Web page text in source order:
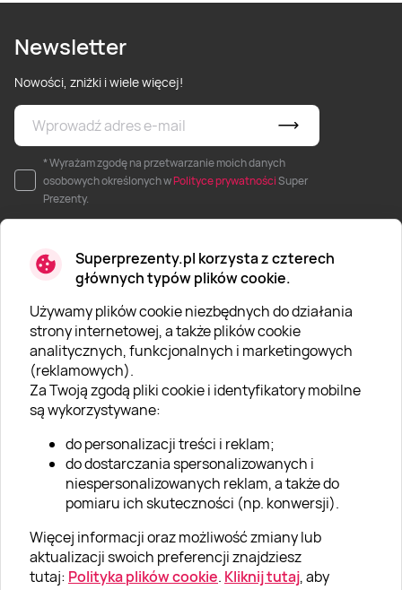
Superprezenty.pl korzysta z czterech
głównych typów plików cookie.
Używamy plików cookie niezbędnych do działania
strony internetowej, a także plików cookie
analitycznych, funkcjonalnych i marketingowych
(reklamowych).
Za Twoją zgodą pliki cookie i identyfikatory mobilne
są wykorzystywane:
do personalizacji treści i reklam;
do dostarczania spersonalizowanych i
niespersonalizowanych reklam, a także do
pomiaru ich skuteczności (np. konwersji).
Więcej informacji oraz możliwość zmiany lub
aktualizacji swoich preferencji znajdziesz
tutaj: Polityka plików cookie. Kliknij tutaj, aby
Newsletter
Nowości, zniżki i wiele więcej!
* Wyrażam zgodę na przetwarzanie moich danych
osobowych określonych wPolityce prywatnościSuper
Prezenty.
O SUPERPREZENTY
O nas
Aktualności
Kariera w Super Prezentach
Klub Lojalnościowy
Dodaj recenzję